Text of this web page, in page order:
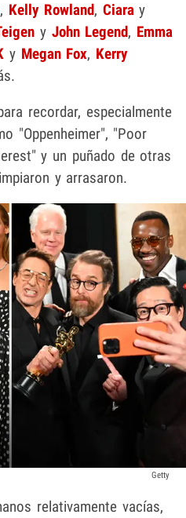
, Kelly Rowland, Ciaray
y John Legend, Emma
y Megan Fox, Kerry
recordar, especialmente
"Oppenheimer", "Poor
y un puñado de otras
y arrasaron.
Getty
relativamente vacías,